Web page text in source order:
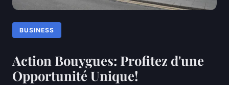
BUSINESS
Action Bouygues: Profitez d'une
Opportunité Unique!